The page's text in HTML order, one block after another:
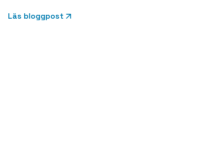
Läs bloggpost